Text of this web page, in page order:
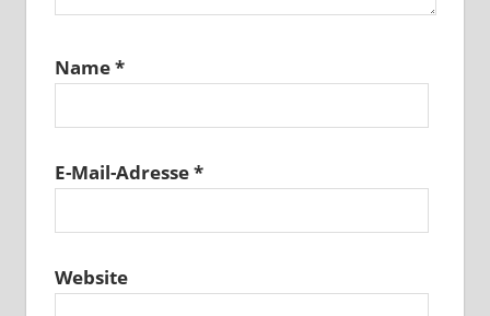
Name*
E-Mail-Adresse*
Website